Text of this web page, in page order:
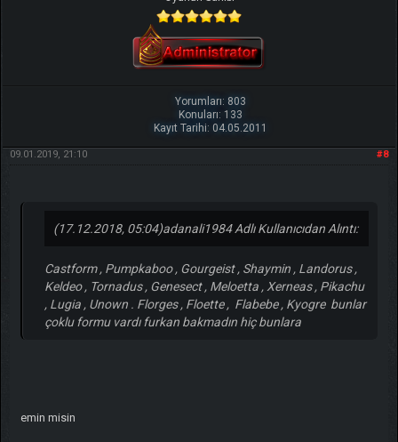
Yorumları: 803
Konuları: 133
Kayıt Tarihi: 04.05.2011
#8
09.01.2019, 21:10
(17.12.2018, 05:04)adanali1984 Adlı Kullanıcıdan Alıntı:
Castform , Pumpkaboo , Gourgeist , Shaymin , Landorus ,
Keldeo , Tornadus , Genesect , Meloetta , Xerneas , Pikachu
, Lugia , Unown . Florges , Floette , Flabebe , Kyogre bunlar
çoklu formu vardı furkan bakmadın hiç bunlara
emin misin